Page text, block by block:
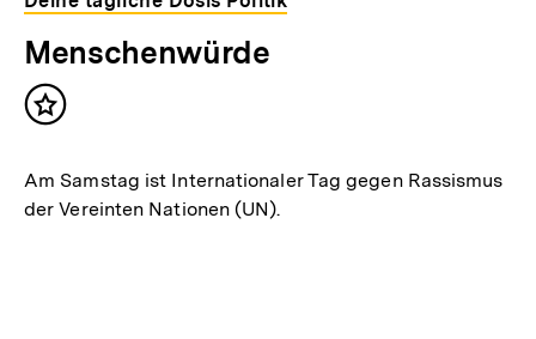
Menschenwürde
Inhalt
Am Samstag ist Internationaler Tag gegen Rassismus
der Vereinten Nationen (UN).